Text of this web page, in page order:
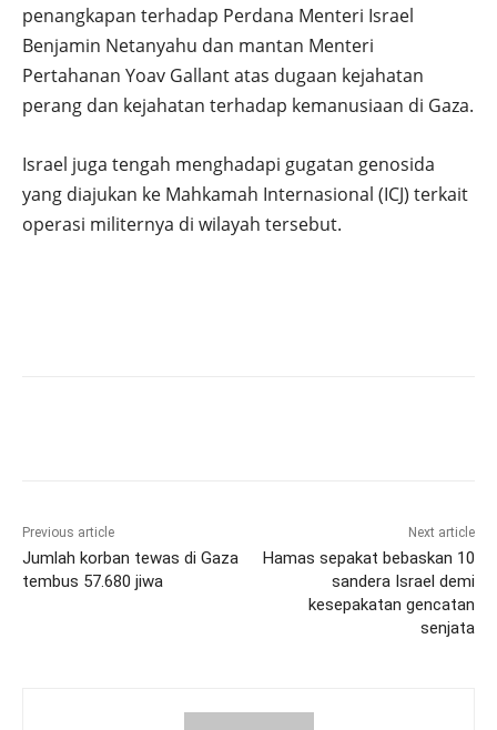
penangkapan terhadap Perdana Menteri Israel
Benjamin Netanyahu dan mantan Menteri
Pertahanan Yoav Gallant atas dugaan kejahatan
perang dan kejahatan terhadap kemanusiaan di Gaza.
Israel juga tengah menghadapi gugatan genosida
yang diajukan ke Mahkamah Internasional (ICJ) terkait
operasi militernya di wilayah tersebut.
Previous article
Jumlah korban tewas di Gaza
tembus 57.680 jiwa
Next article
Hamas sepakat bebaskan 10
sandera Israel demi
kesepakatan gencatan
senjata